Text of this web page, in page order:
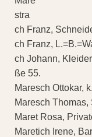
stra
ch Franz,
ch Franz,
ch Johann,
ße 55.
Maresch Ottokar,
Maresch Thomas,
Maret Rosa,
Maretich Irene,